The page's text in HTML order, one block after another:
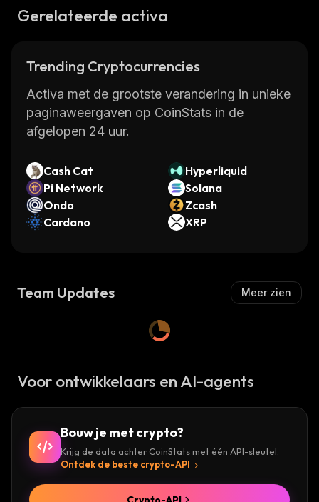
Gerelateerde activa
Trending Cryptocurrencies
Activa met de grootste verandering in unieke
paginaweergaven op CoinStats in de
afgelopen 24 uur.
Cash Cat
Hyperliquid
Pi Network
Solana
Ondo
Zcash
Cardano
XRP
Team Updates Meer zien
Voor ontwikkelaars en AI-agents
Bouw je met crypto?
Krijg de data achter CoinStats met één API-sleutel.
Ontdek de beste crypto-API